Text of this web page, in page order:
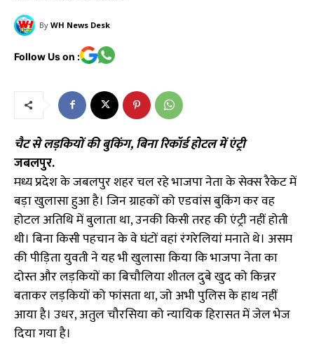
By WH News Desk
Follow Us on :
चैट से लड़कियों की बुकिंग, बिना रिकॉर्ड होटल में एंट्री
जबलपुर.
मध्य प्रदेश के जबलपुर शहर चल रहे भाजपा नेता के सेक्स रैकेट में
बड़ा खुलासा हुआ है। जिन ग्राहकों को एडवांस बुकिंग कर वह
होटल अतिथि में बुलाता था, उनकी किसी तरह की एंट्री नहीं होती
थी। बिना किसी पहचान के वे घंटों वहां रंगरेलियां मनाते थे। असम
की पीड़िता युवती ने यह भी खुलासा किया कि भाजपा नेता का
दोस्त और लड़कियों का बिचौलिया शीतल दुबे खुद को किन्नर
बताकर लड़कियों को फांसता था, जो अभी पुलिस के हाथ नहीं
आया है। उधर, अतुल चौरसिया को न्यायिक हिरासत में जेल भेज
दिया गया है।